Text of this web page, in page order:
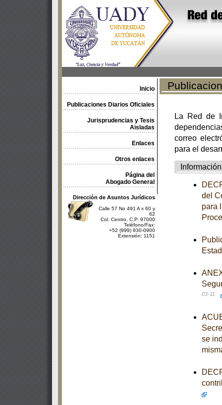
Inicio
Publicaciones Diarios Oficiales
Jurisprudencias y Tesis
Aisladas
Enlaces
Otros enlaces
Página del
Abogado General
Dirección de Asuntos Jurídicos
Calle 57 No 491 A x 60 y
62
Col. Centro, C.P. 97000
Teléfono/Fax:
+52 (999) 930-0900
Extensión: 1151
La Red de
correo
para el
Información
del
para
03-11
se